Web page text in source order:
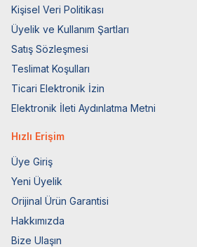
Kişisel Veri Politikası
Üyelik ve Kullanım Şartları
Satış Sözleşmesi
Teslimat Koşulları
Ticari Elektronik İzin
Elektronik İleti Aydınlatma Metni
Hızlı Erişim
Üye Giriş
Yeni Üyelik
Orijinal Ürün Garantisi
Hakkımızda
Bize Ulaşın